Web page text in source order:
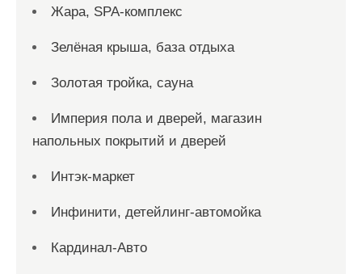
Жара, SPA-комплекс
Зелёная крыша, база отдыха
Золотая тройка, сауна
Империя пола и дверей, магазин
напольных покрытий и дверей
Интэк-маркет
Инфинити, детейлинг-автомойка
Кардинал-Авто